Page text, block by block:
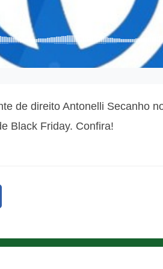
de direito Antonelli Secanho
Black Friday. Confira!